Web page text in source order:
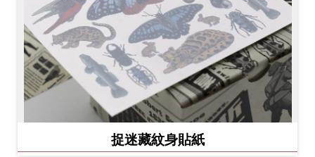
捉迷藏紋身貼紙